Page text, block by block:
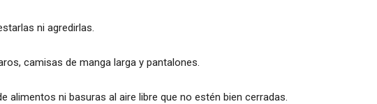
ni agredirlas.
camisas de manga larga y pantalones.
alimentos ni basuras al aire libre que no estén bien cerradas.